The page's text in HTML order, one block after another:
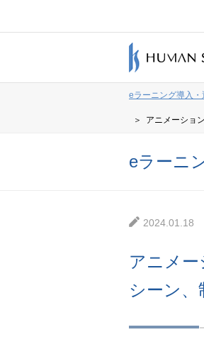
eラーニング導入
＞ アニメーショ
eラーニ
2024.01.18
アニメ
シーン